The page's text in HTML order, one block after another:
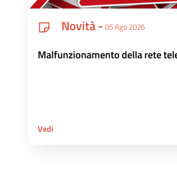
Novità - 05 Ago 2026
Malfunzionamento della rete
Vedi